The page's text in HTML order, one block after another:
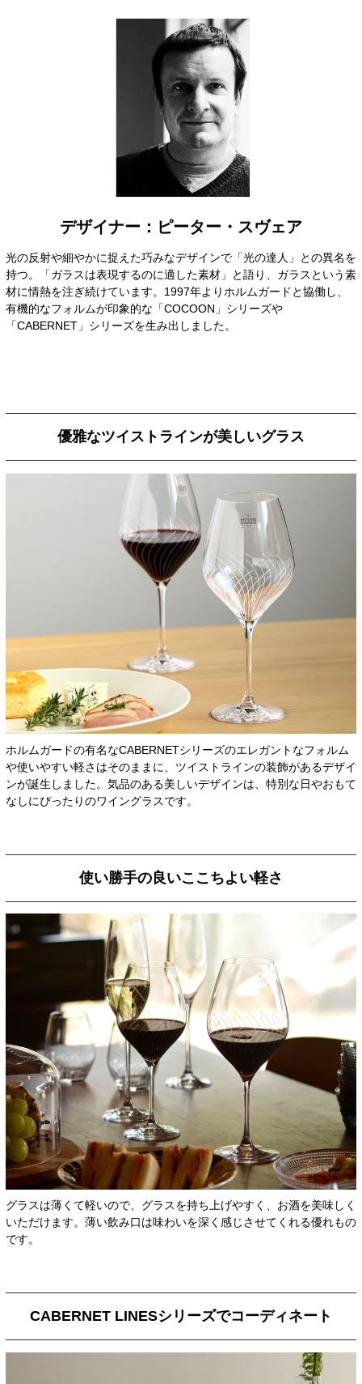
デザイナー：ピーター・スヴェア
光の反射や細やかに捉えた巧みなデザインで「光の達人」との異名を
持つ。「ガラスは表現するのに適した素材」と語り、ガラスという素
材に情熱を注ぎ続けています。1997年よりホルムガードと協働し、
有機的なフォルムが印象的な「COCOON」シリーズや
「CABERNET」シリーズを生み出しました。
優雅なツイストラインが美しいグラス
ホルムガードの有名なCABERNETシリーズのエレガントなフォルム
や使いやすい軽さはそのままに、ツイストラインの装飾があるデザイ
ンが誕生しました。気品のある美しいデザインは、特別な日やおもて
なしにぴったりのワイングラスです。
使い勝手の良いここちよい軽さ
グラスは薄くて軽いので、グラスを持ち上げやすく、お酒を美味しく
いただけます。薄い飲み口は味わいを深く感じさせてくれる優れもの
です。
CABERNET LINESシリーズでコーディネート